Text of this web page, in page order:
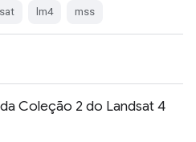
lm4 mss
Coleção 2 do Landsat 4